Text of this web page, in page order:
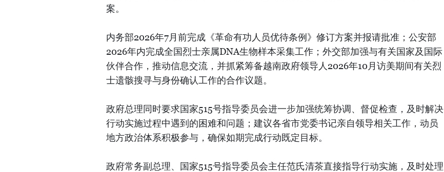
案。
内务部2026年7月前完成《革命有功人员优待条例》修订方案并报请批准；公安部
2026年内完成全国烈士亲属DNA生物样本采集工作；外交部加强与有关国家及国际
伙伴合作，推动信息交流，并抓紧筹备越南政府领导人2026年10月访美期间有关烈
士遗骸搜寻与身份确认工作的合作议题。
政府总理同时要求国家515号指导委员会进一步加强统筹协调、督促检查，及时解决
行动实施过程中遇到的困难和问题；建议各省市党委书记亲自领导相关工作，动员
地方政治体系积极参与，确保如期完成行动既定目标。
政府常务副总理、国家515号指导委员会主任范氏清茶直接指导行动实施，及时处理